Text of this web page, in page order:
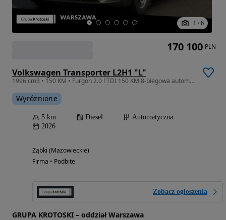
1 / 6
Volkswagen Transporter L2H1 "L"
1996 cm3 • 150 KM • Furgon 2.0 l TDI 150 KM 8-biegowa automatyczna Dostępny od Ręki!
Wyróżnione
5 km Diesel
Automatyczna
2026
Ząbki (Mazowieckie)
Firma • Podbite
Zobacz ogłoszenia
GRUPA KROTOSKI – oddział Warszawa
170 100 PLN